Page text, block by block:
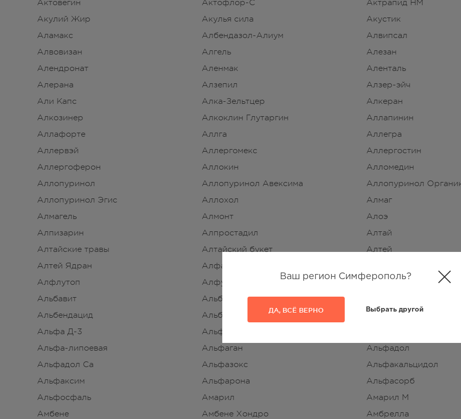
Ваш регион Симферополь?
ДА, ВСЁ ВЕРНО Выбрать другой
Актовегин
Актофлор-С
Актрапид НМ
Акулий Жир
Акулья сила
Акустик
Аламакс
Албендазол-Алиум
Алвипсал
Алвовизан
Алгель
Алезан
Алендронат
Аленмак
Аленталь
Алерана
Алзепил
Алзер-эйч
Али Капс
Алка-Зельтцер
Алкеран
Алкозинер
Алкоклин Глутаргин
Аллапинин
Аллафорте
Аллга
Аллегра
Аллервэй
Аллергомекс
Аллергостин
Аллергоферон
Аллокин
Алломедин
Аллопуринол
Аллопуринол Авексима
Аллопуринол
Аллопуринол Эгис
Аллохол
Алмаг
Алмагель
Алмонт
Алоэ
Алпизарин
Алпростадил
Алтай
Алтайские травы
Алтайский букет
Алтей
Алтей Ядран
Алфавит
Алфлутоп
Алфупрост
Альба
Альбавит
Альбадент
Альбендацид
Альбумин
Альтевир
Альфа Д-3
Альфа Нормикс
Альфа-липоевая
Альфаган
Альфадол
Альфадол Са
Альфазокс
Альфакальцидол
Альфаксим
Альфарона
Альфасорб
Альфосфаль
Амарил
Амарил М
Амбене
Амбене Хондро
Амбрелла